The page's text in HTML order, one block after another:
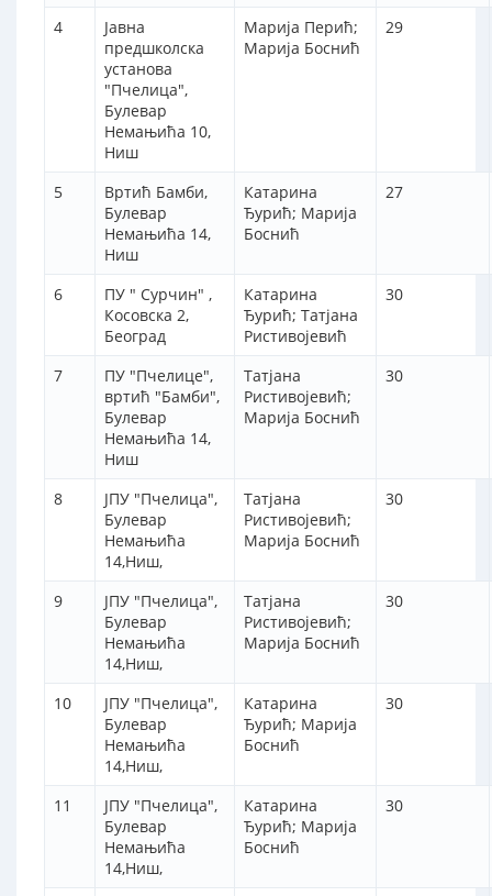
4
Јавна
предшколска
установа
"Пчелица",
Булевар
Немањића 10,
Ниш
Марија Перић;
Марија Боснић
29
5
Вртић Бамби,
Булевар
Немањића 14,
Ниш
Катарина
Ђурић; Марија
Боснић
27
6
ПУ " Сурчин" ,
Косовска 2,
Београд
Катарина
Ђурић; Татјана
Ристивојевић
30
7
ПУ "Пчелице",
вртић "Бамби",
Булевар
Немањића 14,
Ниш
Татјана
Ристивојевић;
Марија Боснић
30
8
ЈПУ "Пчелица",
Булевар
Немањића
14,Ниш,
Татјана
Ристивојевић;
Марија Боснић
30
9
ЈПУ "Пчелица",
Булевар
Немањића
14,Ниш,
Татјана
Ристивојевић;
Марија Боснић
30
10
ЈПУ "Пчелица",
Булевар
Немањића
14,Ниш,
Катарина
Ђурић; Марија
Боснић
30
11
ЈПУ "Пчелица",
Булевар
Немањића
14,Ниш,
Катарина
Ђурић; Марија
Боснић
30